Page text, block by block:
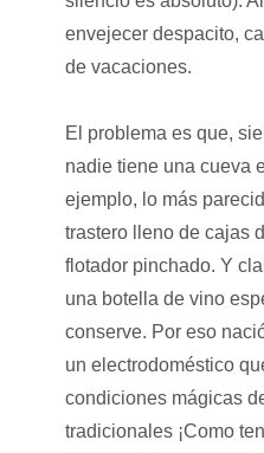
envejecer despacito,
de vacaciones.
El problema es que,
nadie tiene una cueva
ejemplo, lo más
trastero lleno de cajas
flotador pinchado. Y
una botella de vino
conserve. Por eso
un electrodoméstico
condiciones mágicas
tradicionales ¡Como